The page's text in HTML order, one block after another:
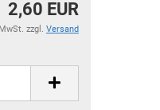
2,60 EUR
zzgl. Versand